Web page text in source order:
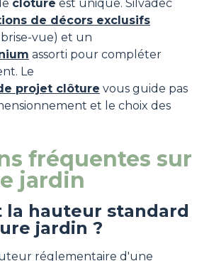
clôture est unique. Silvadec
de décors exclusifs
vue) et un
assorti pour compléter
Le
projet clôture vous guide pas
et le choix des
fréquentes sur
jardin
la hauteur standard
jardin ?
réglementaire d'une